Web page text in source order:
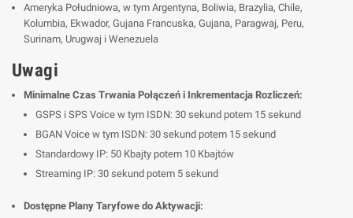
Ameryka Południowa, w tym Argentyna, Boliwia, Brazylia, Chile,
Kolumbia, Ekwador, Gujana Francuska, Gujana, Paragwaj, Peru,
Surinam, Urugwaj i Wenezuela
Uwagi
Minimalne Czas Trwania Połączeń i Inkrementacja Rozliczeń:
GSPS i SPS Voice w tym ISDN: 30 sekund potem 15 sekund
BGAN Voice w tym ISDN: 30 sekund potem 15 sekund
Standardowy IP: 50 Kbajty potem 10 Kbajtów
Streaming IP: 30 sekund potem 5 sekund
Dostępne Plany Taryfowe do Aktywacji: